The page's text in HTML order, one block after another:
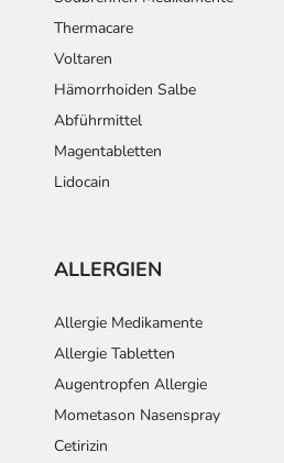
Thermacare
Voltaren
Hämorrhoiden Salbe
Abführmittel
Magentabletten
Lidocain
ALLERGIEN
Allergie Medikamente
Allergie Tabletten
Augentropfen Allergie
Mometason Nasenspray
Cetirizin